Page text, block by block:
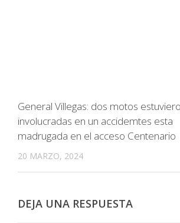
General Villegas: dos motos
involucradas en un accidemtes esta
madrugada en el acceso Centenario
20 MARZO, 2024
DEJA UNA RESPUESTA